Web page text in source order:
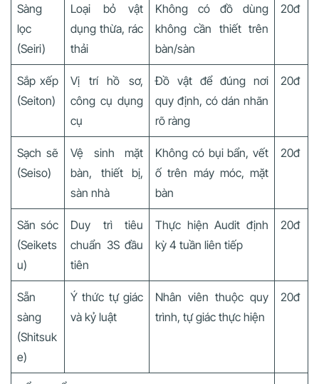
Sàng
lọc
(Seiri)
Loại bỏ vật
dụng thừa, rác
thải
Không có đồ dùng
không cần thiết trên
bàn/sàn
20đ
Sắp xếp
(Seiton)
Vị trí hồ sơ,
công cụ dụng
cụ
Đồ vật để đúng nơi
quy định, có dán nhãn
rõ ràng
20đ
Sạch sẽ
(Seiso)
Vệ sinh mặt
bàn, thiết bị,
sàn nhà
Không có bụi bẩn, vết
ố trên máy móc, mặt
bàn
20đ
Săn sóc
(Seikets
u)
Duy trì tiêu
chuẩn 3S đầu
tiên
Thực hiện Audit định
kỳ 4 tuần liên tiếp
20đ
Sẵn
sàng
(Shitsuk
e)
Ý thức tự giác
và kỷ luật
Nhân viên thuộc quy
trình, tự giác thực hiện
20đ